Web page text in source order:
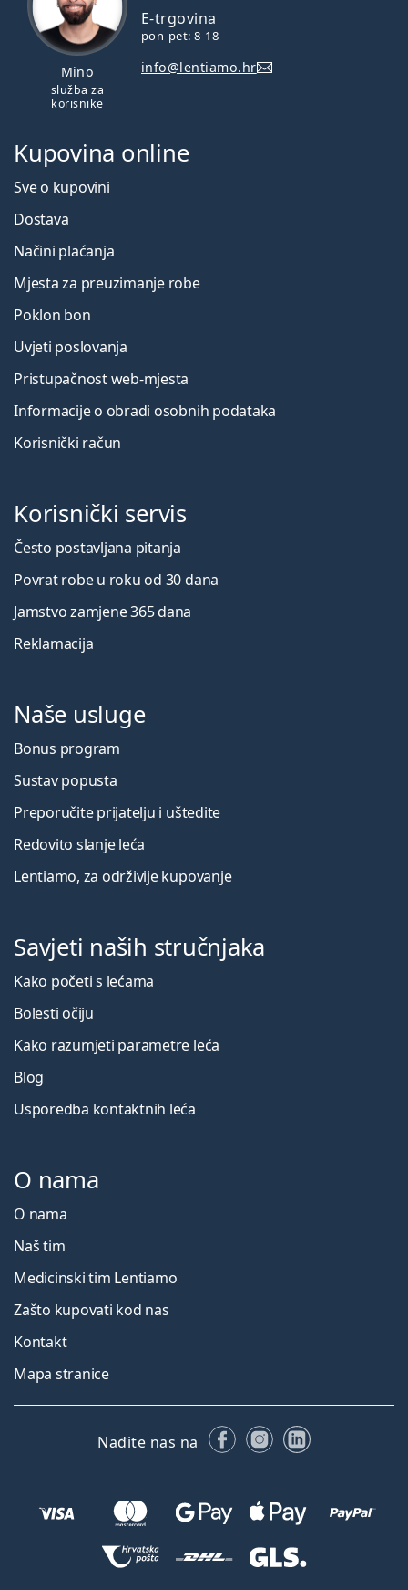
Mino
služba za
korisnike
E-trgovina
pon-pet: 8-18
info@lentiamo.hr
Kupovina online
Sve o kupovini
Dostava
Načini plaćanja
Mjesta za preuzimanje robe
Poklon bon
Uvjeti poslovanja
Pristupačnost web-mjesta
Informacije o obradi osobnih podataka
Korisnički račun
Korisnički servis
Često postavljana pitanja
Povrat robe u roku od 30 dana
Jamstvo zamjene 365 dana
Reklamacija
Naše usluge
Bonus program
Sustav popusta
Preporučite prijatelju i uštedite
Redovito slanje leća
Lentiamo, za održivije kupovanje
Savjeti naših stručnjaka
Kako početi s lećama
Bolesti očiju
Kako razumjeti parametre leća
Blog
Usporedba kontaktnih leća
O nama
O nama
Naš tim
Medicinski tim Lentiamo
Zašto kupovati kod nas
Kontakt
Mapa stranice
Nađite nas na FacebookuInstagramu
LinkedIn